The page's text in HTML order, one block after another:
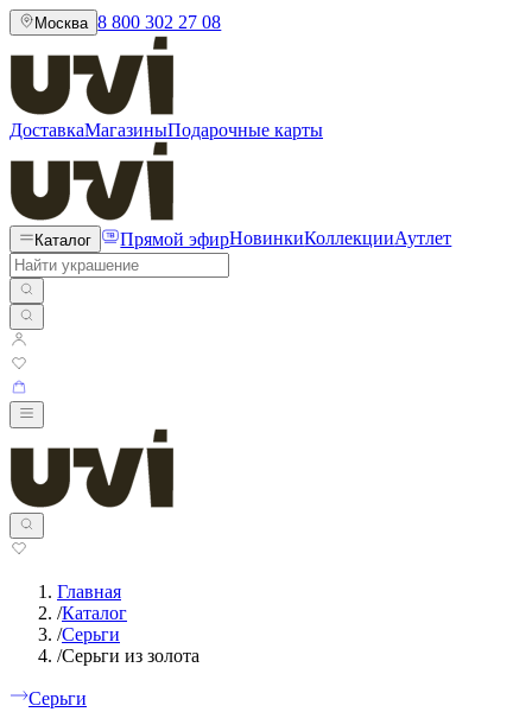
Москва 8 800 302 27 08
ДоставкаМагазиныПодарочные карты
Каталог Прямой эфирНовинкиКоллекцииАутлет
Главная
/Каталог
/Серьги
/Серьги из золота
Серьги